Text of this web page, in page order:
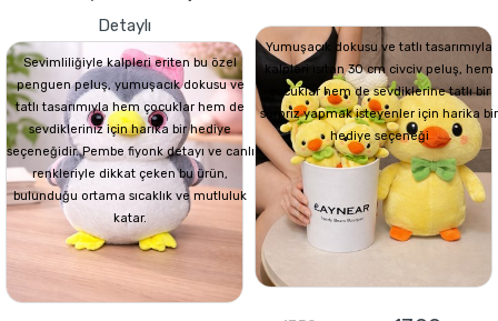
Detaylı
Sevimliliğiyle kalpleri eriten bu özel
penguen peluş, yumuşacık dokusu ve
tatlı tasarımıyla hem çocuklar hem de
sevdikleriniz için harika bir hediye
seçeneğidir. Pembe fiyonk detayı ve canlı
renkleriyle dikkat çeken bu ürün,
bulunduğu ortama sıcaklık ve mutluluk
katar.
Yumuşacık dokusu ve tatlı tasarımıyla
kalpleri ısıtan 30 cm civciv peluş, hem
çocuklar hem de sevdiklerine tatlı bir
sürpriz yapmak isteyenler için harika bir
hediye seçeneği